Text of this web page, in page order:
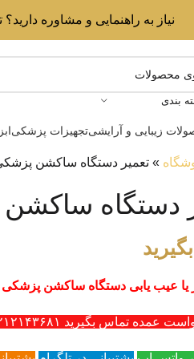
نیاز به راهنمایی و مشاوره دارید؟ تماس
بندی
زیبایی و آرایشیتجهیزات پزشکی
» تعمیر دستگاه ساکشن
دستگاه
یا عیب یابی دستگاه ساکشن پزشکی
تماس بگیرید ۰۹۲۱۲۱۴۳۶۸۱ - ۰۹۳۰۰۹۳۹۳۱۴